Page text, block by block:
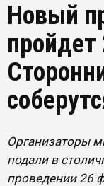
Новый
Организаторы
подали в
проведении 26